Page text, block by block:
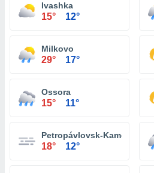
Ivashka
15° 12°
Milkovo
29° 17°
Ossora
15° 11°
Petropávlovsk-Kamchatski
18° 12°